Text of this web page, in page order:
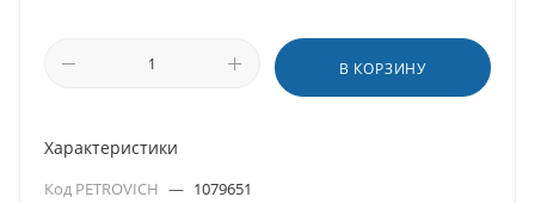
В КОРЗИНУ
Характеристики
Код PETROVICH — 1079651